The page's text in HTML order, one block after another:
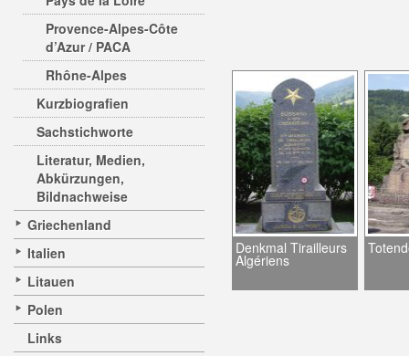
Provence-Alpes-Côte
d’Azur / PACA
Rhône-Alpes
Kurzbiografien
Sachstichworte
Literatur, Medien,
Abkürzungen,
Bildnachweise
Griechenland
Italien
Litauen
Polen
Links
Denkmal Tirailleurs
Algériens